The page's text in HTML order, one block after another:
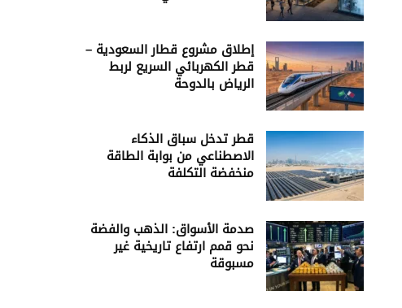
إطلاق مشروع قطار السعودية –
قطر الكهربائي السريع لربط
الرياض بالدوحة
قطر تدخل سباق الذكاء
الاصطناعي من بوابة الطاقة
منخفضة التكلفة
صدمة الأسواق: الذهب والفضة
نحو قمم ارتفاع تاريخية غير
مسبوقة